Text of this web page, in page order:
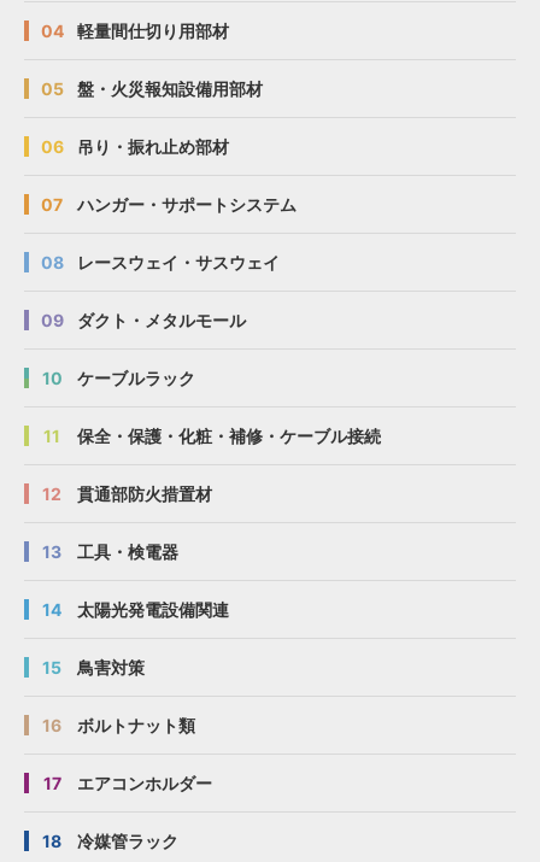
04 軽量間仕切り用部材
05 盤・火災報知設備用部材
06 吊り・振れ止め部材
07 ハンガー・サポートシステム
08 レースウェイ・サスウェイ
09 ダクト・メタルモール
10 ケーブルラック
11 保全・保護・化粧・補修・ケーブル接続
12 貫通部防火措置材
13 工具・検電器
14 太陽光発電設備関連
15 鳥害対策
16 ボルトナット類
17 エアコンホルダー
18 冷媒管ラック